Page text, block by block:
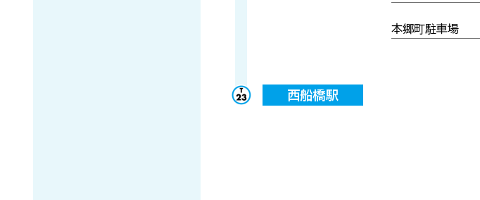
本郷町駐車場
西船橋駅